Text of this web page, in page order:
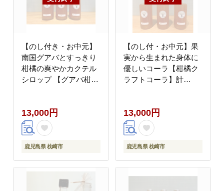
【のし付き・お中元】
南国グアバとすっきり
柑橘の爽やかカクテル
シロップ 【グアバ柑
13,000円
鹿児島県 枕崎市
【のし付・お中元】果
実から生まれた身体に
優しいコーラ【柑橘ク
ラフトコーラ】計
13,000円
鹿児島県 枕崎市